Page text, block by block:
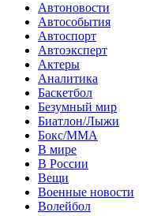
Автоновости
Автособытия
Автоспорт
Автоэксперт
Актеры
Аналитика
Баскетбол
Безумный мир
Биатлон/Лыжи
Бокс/MMA
В мире
В России
Вещи
Военные новости
Волейбол